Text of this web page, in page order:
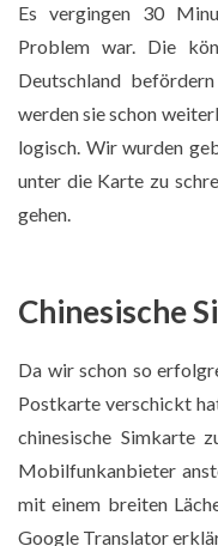
Es vergingen 30
Problem war. Die
Deutschland
werden sie schon
logisch. Wir wurden
unter die Karte zu
gehen.
Chinesische
Da wir schon so
Postkarte verschickt
chinesische Simkarte
Mobilfunkanbieter
mit einem breiten
Google Translator